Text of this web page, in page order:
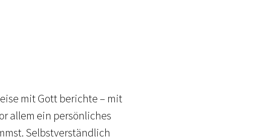
mit Gott berichte – mit
allem ein persönliches
Selbstverständlich